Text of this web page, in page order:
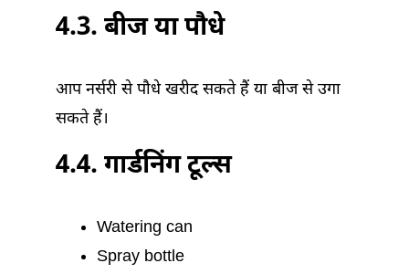
4.3. बीज या पौधे
आप नर्सरी से पौधे खरीद सकते हैं या बीज से उगा
सकते हैं।
4.4. गार्डनिंग टूल्स
Watering can
Spray bottle